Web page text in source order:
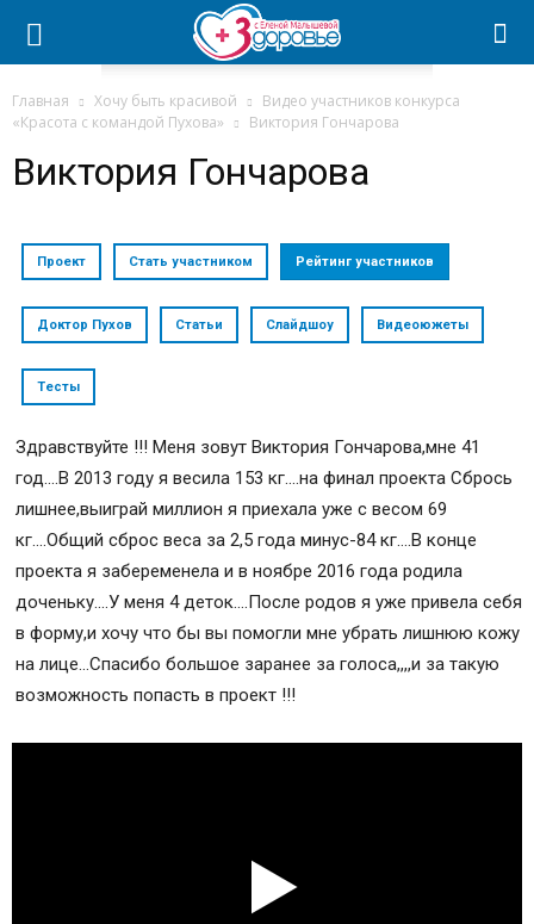
Главная Хочу быть красивой
Видео участников конкурса
«Красота с командой Пухова»
Виктория Гончарова
Виктория Гончарова
Проект Стать участником Рейтинг участников
Доктор Пухов Статьи Слайдшоу Видеоюжеты
Тесты
Здравствуйте !!! Меня зовут Виктория Гончарова,мне 41
год….В 2013 году я весила 153 кг….на финал проекта Сбрось
лишнее,выиграй миллион я приехала уже с весом 69
кг….Общий сброс веса за 2,5 года минус-84 кг….В конце
проекта я забеременела и в ноябре 2016 года родила
доченьку….У меня 4 деток….После родов я уже привела себя
в форму,и хочу что бы вы помогли мне убрать лишнюю кожу
на лице…Спасибо большое заранее за голоса,,,,и за такую
возможность попасть в проект !!!